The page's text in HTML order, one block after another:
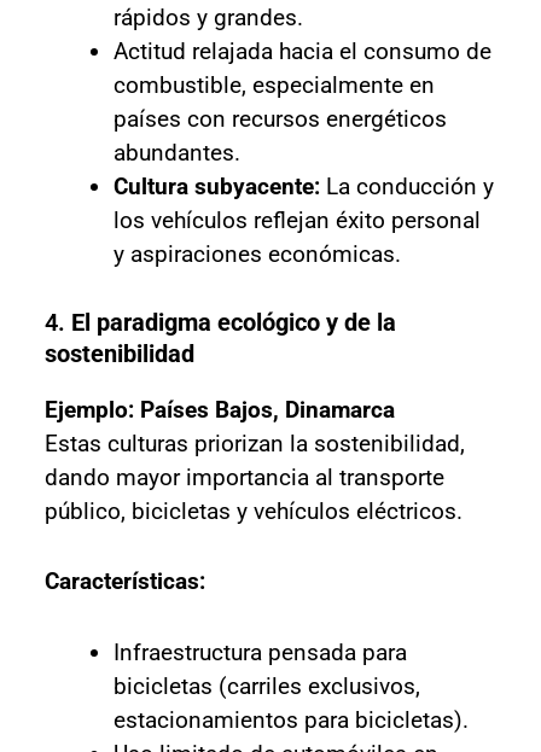
rápidos y grandes.
Actitud relajada hacia el consumo de
combustible, especialmente en
países con recursos energéticos
abundantes.
Cultura subyacente:La conducción y
los vehículos reflejan éxito personal
y aspiraciones económicas.
4. El paradigma ecológico y de la
sostenibilidad
Ejemplo: Países Bajos, Dinamarca
Estas culturas priorizan la sostenibilidad,
dando mayor importancia al transporte
público, bicicletas y vehículos eléctricos.
Características:
Infraestructura pensada para
bicicletas (carriles exclusivos,
estacionamientos para bicicletas).